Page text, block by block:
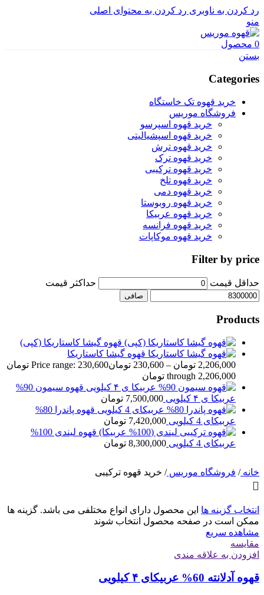
رد کردن به ناوبری رد کردن به محتوای اصلی
منو
0 محصول
بستن
Categories
خرید قهوه تک خاستگاه
فروشگاه موریس
خرید قهوه اسپرسو
خرید قهوه اسپشیالیتی
خرید قهوه ترش
خرید قهوه ترک
خرید قهوه ترکیبی
خرید قهوه تلخ
خرید قهوه دمی
خرید قهوه روبوستا
خرید قهوه عربیکا
خرید قهوه فرانسه
خرید قهوه موکاپات
Filter by price
حداقل قیمت حداكثر قيمت
صافی
Products
قهوه گیشا کاستاریکا (کپی)
قهوه گیشا کاستاریکا
2,206,000 تومان –
230,600 تومان
Price range: 230,600 تومان
through 2,206,000 تومان
قهوه سیمون 90%
عربیکا ی ۴ کیلویی
7,500,000 تومان
قهوه پاندرا 80%
عربیکای 4 کیلویی
7,420,000 تومان
قهوه لیندی 100%
عربیکای 4 کیلویی
8,300,000 تومان
خانه/ فروشگاه موریس/ خرید قهوه ترکیبی
انتخاب گزینه ها این محصول دارای انواع مختلفی می باشد. گزینه ها
ممکن است در صفحه محصول انتخاب شوند
مشاهده سریع
مقایسه
افزودن به علاقه مندی
قهوه آدلانته 60% عربیکای ۴ کیلویی